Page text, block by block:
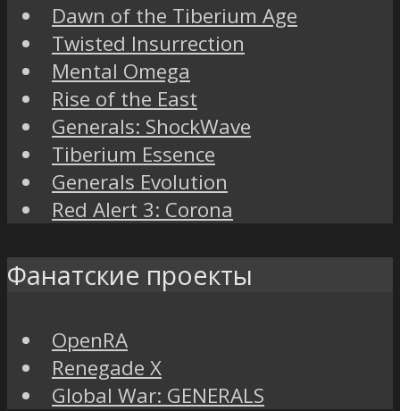
Dawn of the Tiberium Age
Twisted Insurrection
Mental Omega
Rise of the East
Generals: ShockWave
Tiberium Essence
Generals Evolution
Red Alert 3: Corona
Фанатские проекты
OpenRA
Renegade X
Global War: GENERALS